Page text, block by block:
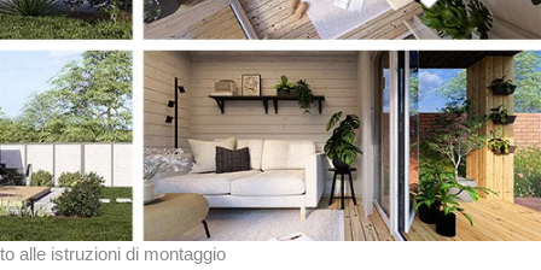
alle istruzioni di montaggio